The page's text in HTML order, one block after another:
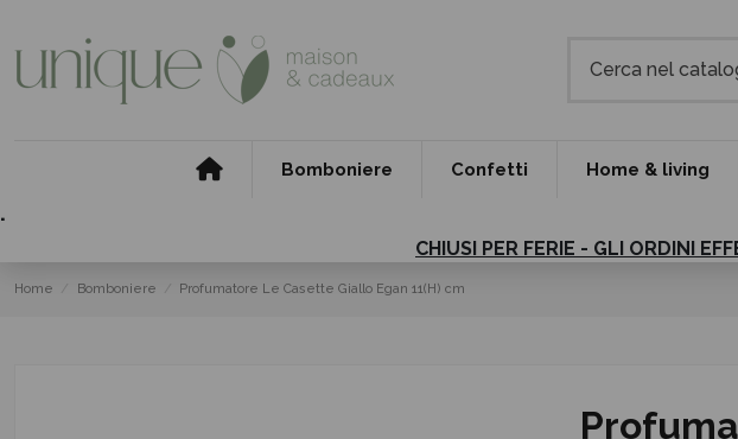
Bomboniere Confetti Home & living
.
CHIUSI PER FERIE - GLI ORDINI
Home Bomboniere Profumatore Le Casette Giallo Egan 11(H) cm